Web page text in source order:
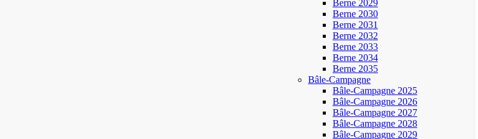
Berne 2029
Berne 2030
Berne 2031
Berne 2032
Berne 2033
Berne 2034
Berne 2035
Bâle-Campagne
Bâle-Campagne 2025
Bâle-Campagne 2026
Bâle-Campagne 2027
Bâle-Campagne 2028
Bâle-Campagne 2029